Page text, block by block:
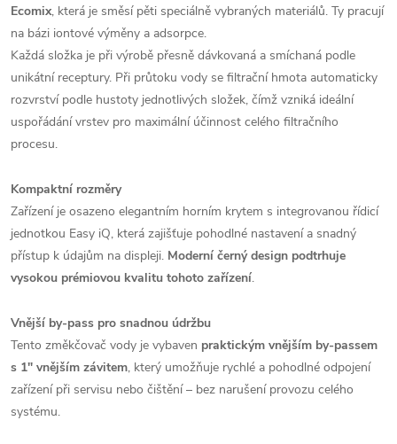
Ecomix, která je směsí pěti speciálně vybraných materiálů. Ty pracují
na bázi iontové výměny a adsorpce.
Každá složka je při výrobě přesně dávkovaná a smíchaná podle
unikátní receptury. Při průtoku vody se filtrační hmota automaticky
rozvrství podle hustoty jednotlivých složek, čímž vzniká ideální
uspořádání vrstev pro maximální účinnost celého filtračního
procesu.
Kompaktní rozměry
Zařízení je osazeno elegantním horním krytem s integrovanou řídicí
jednotkou Easy iQ, která zajišťuje pohodlné nastavení a snadný
přístup k údajům na displeji. Moderní černý design podtrhuje
vysokou prémiovou kvalitu tohoto zařízení.
Vnější by-pass pro snadnou údržbu
Tento změkčovač vody je vybaven praktickým vnějším by-passem
s 1" vnějším závitem, který umožňuje rychlé a pohodlné odpojení
zařízení při servisu nebo čištění – bez narušení provozu celého
systému.